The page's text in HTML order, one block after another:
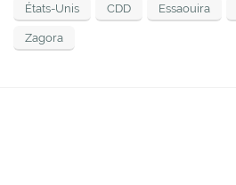
États-Unis CDD Essaouira
Zagora